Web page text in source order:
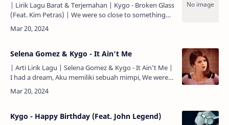
| Lirik Lagu Barat & Terjemahan | Kygo - Broken Glass
(Feat. Kim Petras) | We were so close to something
right... Dulu kita sangat dekat dengan sesuatu yang
benar.…
Selena Gomez & Kygo - It Ain't Me
| Arti Lirik Lagu | Selena Gomez & Kygo - It Ain't Me |
I had a dream, Aku memiliki sebuah mimpi, We were
sipping whisky neat, Kita meminum wiski dengan
santa…
Kygo - Happy Birthday (Feat. John Legend)